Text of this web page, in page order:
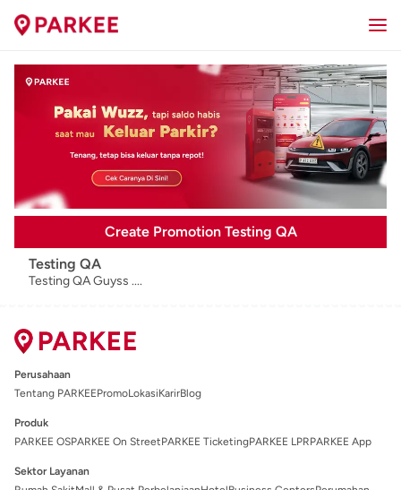
Create Promotion Testing QA
Testing QA
Testing QA Guyss ....
Perusahaan
Tentang PARKEEPromoLokasiKarirBlog
Produk
PARKEE OSPARKEE On StreetPARKEE TicketingPARKEE LPRPARKEE App
Sektor Layanan